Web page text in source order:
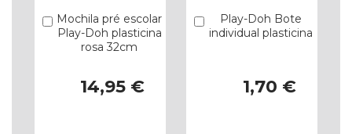
Mochila pré escolar
Play-Doh plasticina
rosa 32cm
14,95 €
Comprar
Play-Doh Bote
individual plasticina
1,70 €
Comprar